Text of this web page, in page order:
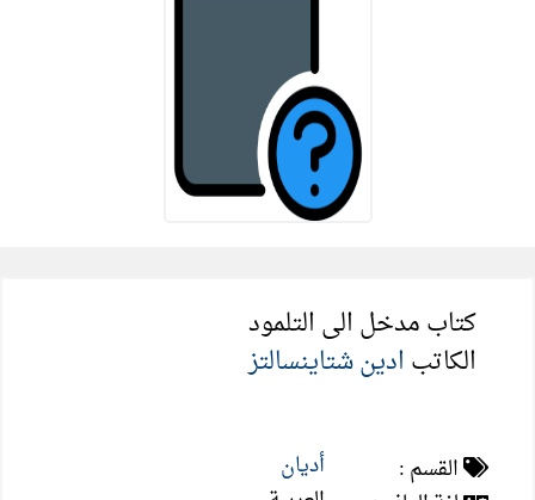
كتاب مدخل الى التلمود
الكاتب ادين شتاينسالتز
القسم :
أديان